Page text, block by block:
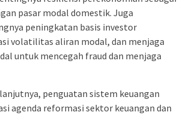
pasar modal domestik. Juga
peningkatan basis investor
volatilitas aliran modal, dan menjaga
untuk mencegah fraud dan menjaga
penguatan sistem keuangan
agenda reformasi sektor keuangan dan